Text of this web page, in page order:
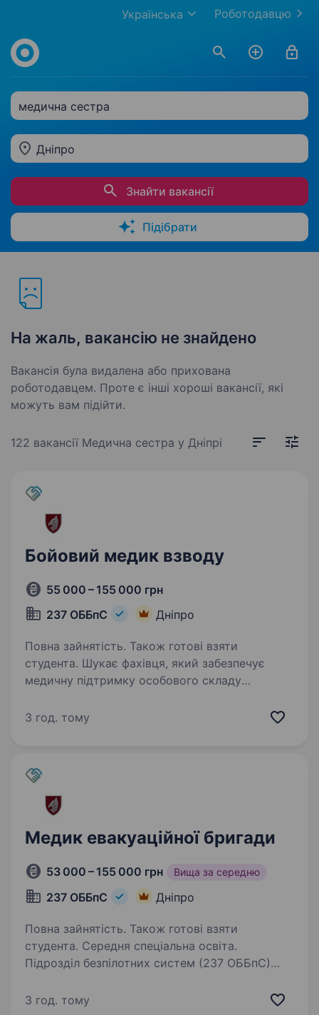
Роботодавцю
Українська
медична сестра
Дніпро
Знайти вакансії
Підібрати
На жаль, вакансію не знайдено
Вакансія була видалена або прихована
роботодавцем. Проте є інші хороші вакансії, які
можуть вам підійти.
122 вакансії Медична сестра у Дніпрі
Бойовий медик взводу
55 000 – 155 000 грн
237 ОББпС
Дніпро
Повна зайнятість. Також готові взяти
студента. Шукає фахівця, який забезпечує
медичну підтримку особового складу
медичну допомогу, організовує профілактичні
3 год. тому
Медик евакуаційної бригади
53 000 – 155 000 грн Вища за середню
237 ОББпС Дніпро
Повна зайнятість. Також готові взяти
студента. Середня спеціальна освіта.
Підрозділ безпілотних систем (237 ОББпС)
https://www.instagram.com/237obbps/ https://
3 год. тому